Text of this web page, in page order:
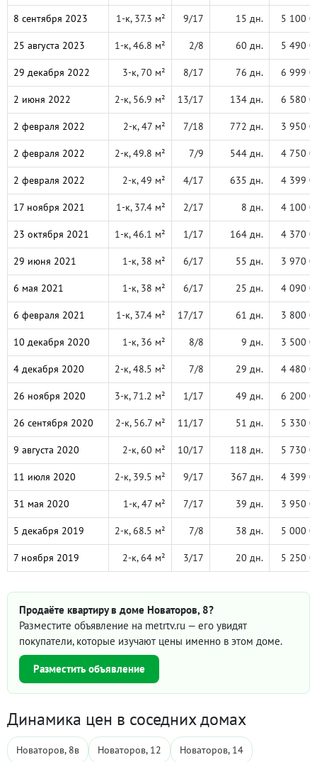
8 сентября 2023 1-к, 37.3 м² 9/17 15 дн. 5 100
25 августа 2023 1-к, 46.8 м² 2/8 60 дн. 5 490
29 декабря 2022 3-к, 70 м² 8/17 76 дн. 6 999
2 июня 2022 2-к, 56.9 м² 13/17 134 дн. 6 580
2 февраля 2022 2-к, 47 м² 7/18 772 дн. 3 950
2 февраля 2022 2-к, 49.8 м² 7/9 544 дн. 4 750
2 февраля 2022 2-к, 49 м² 4/17 635 дн. 4 399
17 ноября 2021 1-к, 37.4 м² 2/17 8 дн. 4 100
23 октября 2021 1-к, 46.1 м² 1/17 164 дн. 4 370
29 июня 2021 1-к, 38 м² 6/17 55 дн. 3 970
6 мая 2021 1-к, 38 м² 6/17 25 дн. 4 090
6 февраля 2021 1-к, 37.4 м² 17/17 61 дн. 3 800
10 декабря 2020 1-к, 36 м² 8/8 9 дн. 3 500
4 декабря 2020 2-к, 48.5 м² 7/8 29 дн. 4 480
26 ноября 2020 3-к, 71.2 м² 1/17 49 дн. 6 200
26 сентября 2020 2-к, 56.7 м² 11/17 51 дн. 5 330
9 августа 2020 2-к, 60 м² 10/17 118 дн. 5 730
11 июля 2020 2-к, 39.5 м² 9/17 367 дн. 4 399
31 мая 2020 1-к, 47 м² 7/17 39 дн. 3 950
5 декабря 2019 2-к, 68.5 м² 7/8 38 дн. 5 000
7 ноября 2019 2-к, 64 м² 3/17 20 дн. 5 250
Продаёте квартиру в доме Новаторов, 8?
Разместите объявление на metrtv.ru — его увидят
покупатели, которые изучают цены именно в этом доме.
Разместить объявление
Динамика цен в соседних домах
Новаторов, 8в Новаторов, 12 Новаторов, 14